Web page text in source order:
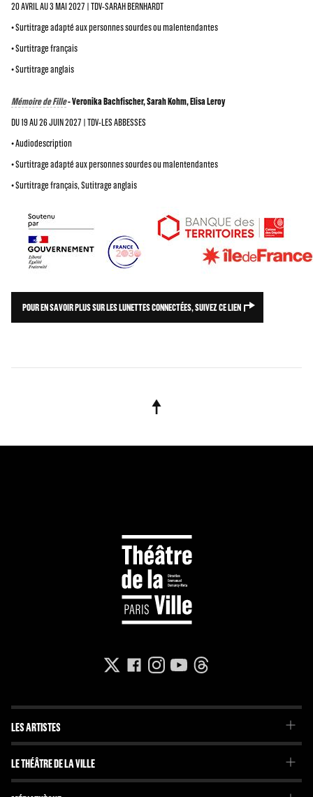
20 AVRIL AU 3 MAI 2027 | TDV-SARAH BERNHARDT
• Surtitrage adapté aux personnes sourdes ou malentendantes
• Surtitrage français
• Surtitrage anglais
Mémoire de Fille- Veronika Bachfischer, Sarah Kohm, Elisa Leroy
DU 19 AU 26 JUIN 2027 | TDV-LES ABBESSES
• Audiodescription
• Surtitrage adapté aux personnes sourdes ou malentendantes
• Surtitrage français, Sutitrage anglais
POUR EN SAVOIR PLUS SUR LES LUNETTES CONNECTÉES, SUIVEZ CE LIEN
LES ARTISTES
La Troupe du Théâtre de la Ville
La Troupe de l'Imaginaire
LE THÉÂTRE DE LA VILLE
Le Projet